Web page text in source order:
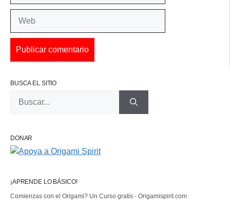
BUSCA EL SITIO
DONAR
¡APRENDE LO BÁSICO!
Comienzas con el Origami? Un Curso gratis - Origamispirit.com